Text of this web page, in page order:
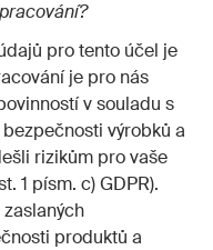
pro tento účel je
je pro nás
v souladu s
výrobků a
rizikům pro vaše
1 písm. c) GDPR).
produktů a